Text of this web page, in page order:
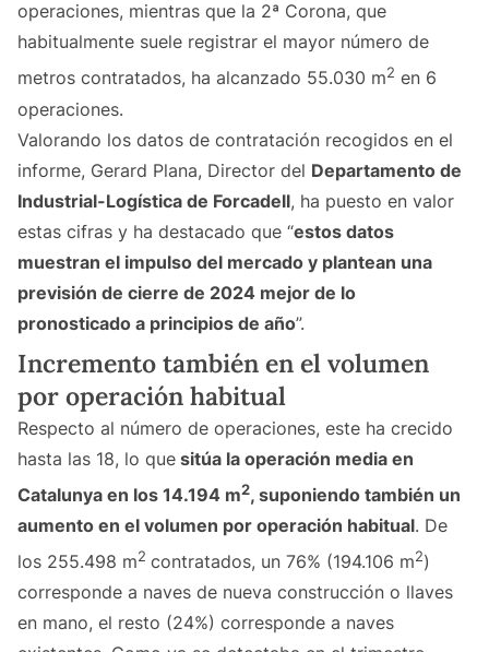
operaciones, mientras que la 2ª Corona, que
habitualmente suele registrar el mayor número de
metros contratados, ha alcanzado 55.030 m2 en 6
operaciones.
Valorando los datos de contratación recogidos en el
informe, Gerard Plana, Director del Departamento de
Industrial-Logística de Forcadell, ha puesto en valor
estas cifras y ha destacado que “estos datos
muestran el impulso del mercado y plantean una
previsión de cierre de 2024 mejor de lo
pronosticado a principios de año”.
Incremento también en el volumen
por operación habitual
Respecto al número de operaciones, este ha crecido
hasta las 18, lo que sitúa la operación media en
Catalunya en los 14.194 m2, suponiendo también un
aumento en el volumen por operación habitual. De
los 255.498 m2 contratados, un 76% (194.106 m2)
corresponde a naves de nueva construcción o llaves
en mano, el resto (24%) corresponde a naves